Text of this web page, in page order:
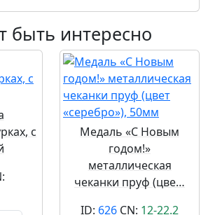
быть интересно
с
Медаль «С Новым
годом!»
металлическая
чеканки пруф (цве…
ID: 626 CN: 12-22.2